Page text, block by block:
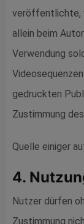
veröffentlichte,
allein beim
Verwendung
gedruckten
Zustimmung
Quelle einiger
4.
Nutzer dürfen
Zustimmung